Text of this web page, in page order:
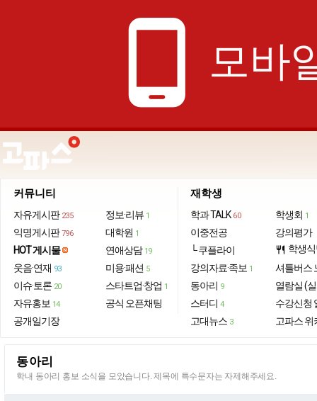
phone_android 모바
커뮤니티
자유게시판 235
익명게시판 796
HOT 게시물
웃음·연재 93
이슈·토론 20
자유홍보 14
공개일기장
정보·리뷰 1
대학원 1
연애상담 19
미용·패션 5
스타트업·창업 1
공식 오픈채팅
재학생
학과 TALK 60
이중전공
└ 쿠플라이
강의자료·족보 1
동아리 9
스터디 4
고대뉴스 3
학생회 1
강의평가
restaurant 학생
셔틀버스
열람실 (
수강신청
고파스 위
동아리
학내 동아리 홍보 소식을 모았습니다. 제목에 특수문자는 자제해주세요.